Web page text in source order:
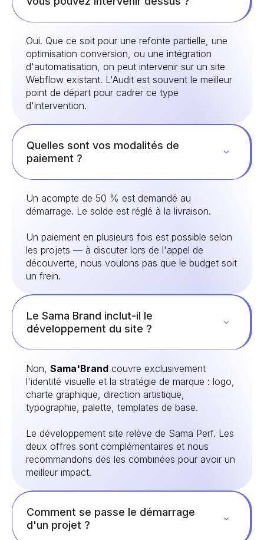
Oui. Que ce soit pour une refonte partielle, une
optimisation conversion, ou une intégration
d'automatisation, on peut intervenir sur un site
Webflow existant. L'Audit est souvent le meilleur
point de départ pour cadrer ce type
d'intervention.
Quelles sont vos modalités de
paiement ?
Un acompte de 50 % est demandé au
démarrage. Le solde est réglé à la livraison.
Un paiement en plusieurs fois est possible selon
les projets — à discuter lors de l'appel de
découverte, nous voulons pas que le budget soit
un frein.
Le Sama Brand inclut-il le
développement du site ?
Non, Sama'Brand couvre exclusivement
l'identité visuelle et la stratégie de marque : logo,
charte graphique, direction artistique,
typographie, palette, templates de base.
Le développement site relève de Sama Perf. Les
deux offres sont complémentaires et nous
recommandons des les combinées pour avoir un
meilleur impact.
Comment se passe le démarrage
d'un projet ?